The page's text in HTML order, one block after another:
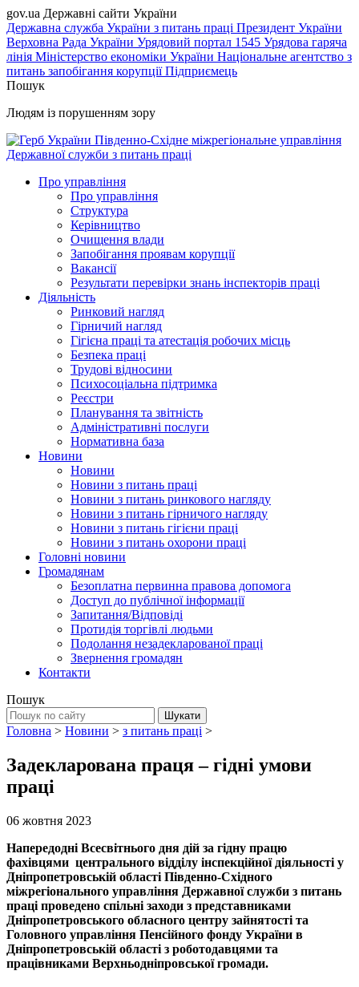
gov.ua Державні сайти України
Державна служба України з питань праці Президент України
Верховна Рада України Урядовий портал 1545 Урядова гаряча
лінія Міністерство економіки України Національне агентство з
питань запобігання корупціїПідприємець
Пошук
Людям із порушенням зору
Південно-Східне міжрегіональне управління
Державної служби з питань праці
Про управління
Про управління
Структура
Керівництво
Очищення влади
Запобігання проявам корупції
Вакансії
Результати перевірки знань інспекторів праці
Діяльність
Ринковий нагляд
Гірничий нагляд
Гігієна праці та атестація робочих місць
Безпека праці
Трудові відносини
Психосоціальна підтримка
Реєстри
Планування та звітність
Адміністративні послуги
Нормативна база
Новини
Новини
Новини з питань праці
Новини з питань ринкового нагляду
Новини з питань гірничого нагляду
Новини з питань гігієни праці
Новини з питань охорони праці
Головні новини
Громадянам
Безоплатна первинна правова допомога
Доступ до публічної інформації
Запитання/Відповіді
Протидія торгівлі людьми
Подолання незадекларованої праці
Звернення громадян
Контакти
Пошук
Головна > Новини > з питань праці >
Задекларована праця – гідні умови
праці
06 жовтня 2023
Напередодні Всесвітнього дня дій за гідну працю
фахівцями центрального відділу інспекційної діяльності у
Дніпропетровській області Південно-Східного
міжрегіонального управління Державної служби з питань
праці проведено спільні заходи з представниками
Дніпропетровського обласного центру зайнятості та
Головного управління Пенсійного фонду України в
Дніпропетровській області з роботодавцями та
працівниками Верхньодніпровської громади.